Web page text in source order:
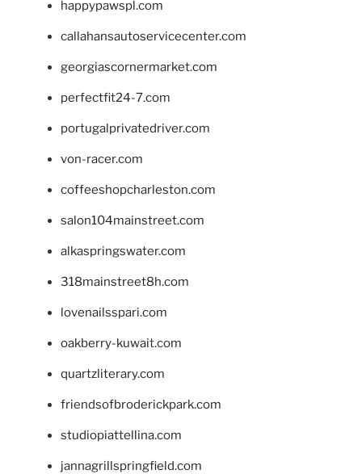
happypawspl.com
callahansautoservicecenter.com
georgiascornermarket.com
perfectfit24-7.com
portugalprivatedriver.com
von-racer.com
coffeeshopcharleston.com
salon104mainstreet.com
alkaspringswater.com
318mainstreet8h.com
lovenailsspari.com
oakberry-kuwait.com
quartzliterary.com
friendsofbroderickpark.com
studiopiattellina.com
jannagrillspringfield.com